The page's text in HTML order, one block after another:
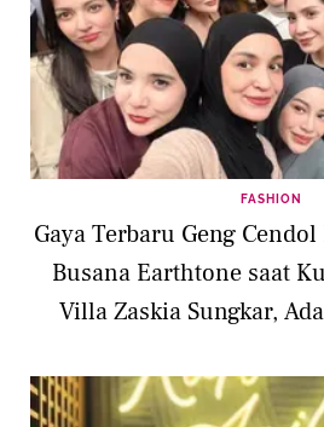
FASHION
Gaya Terbaru Geng
Busana Earthtone saat
Villa Zaskia Sungkar,